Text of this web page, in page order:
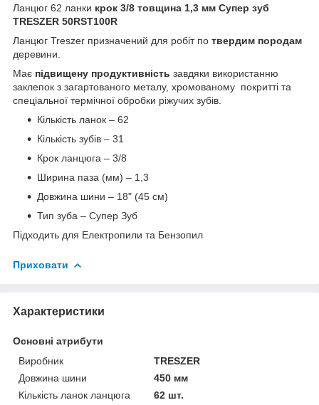
Ланцюг 62 ланки крок 3/8 товщина 1,3 мм Супер зуб
TRESZER 50RST100R
Ланцюг Treszer призначений для робіт по твердим породам
деревини.
Має підвищену продуктивність завдяки використанню
заклепок з загартованого металу, хромованому покритті та
спеціальної термічної обробки ріжучих зубів.
Кількість ланок – 62
Кількість зубів – 31
Крок ланцюга – 3/8
Ширина паза (мм) – 1,3
Довжина шини – 18" (45 см)
Тип зуба – Супер Зуб
Підходить для Електропили та Бензопил
Приховати
Характеристики
Основні атрибути
Виробник
TRESZER
Довжина шини
450 мм
Кількість ланок ланцюга
62 шт.